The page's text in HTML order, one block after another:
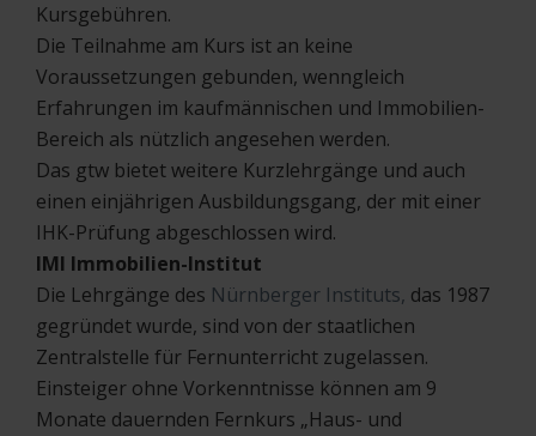
Kursgebühren.
Die Teilnahme am Kurs ist an keine
Voraussetzungen gebunden, wenngleich
Erfahrungen im kaufmännischen und Immobilien-
Bereich als nützlich angesehen werden.
Das gtw bietet weitere Kurzlehrgänge und auch
einen einjährigen Ausbildungsgang, der mit einer
IHK-Prüfung abgeschlossen wird.
IMI Immobilien-Institut
Die Lehrgänge des Nürnberger Instituts, das 1987
gegründet wurde, sind von der staatlichen
Zentralstelle für Fernunterricht zugelassen.
Einsteiger ohne Vorkenntnisse können am 9
Monate dauernden Fernkurs „Haus- und